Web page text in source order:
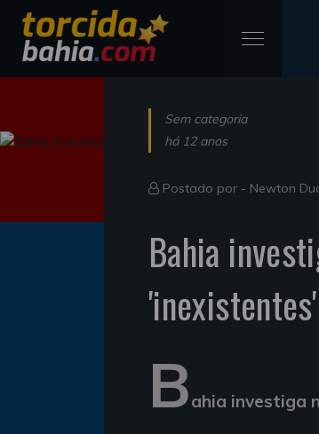
Sem categoria
há 12 anos
Postado por - Newton
Bahia
Bahia investiga